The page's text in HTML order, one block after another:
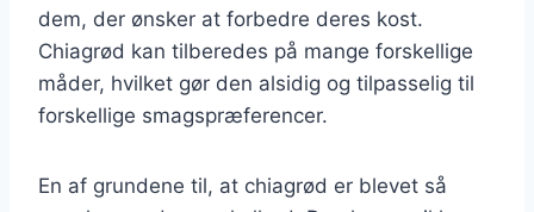
dem, der ønsker at forbedre deres kost.
Chiagrød kan tilberedes på mange forskellige
måder, hvilket gør den alsidig og tilpasselig til
forskellige smagspræferencer.
En af grundene til, at chiagrød er blevet så